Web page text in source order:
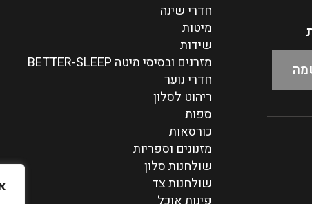
חדרי שינה
מיטות
שידות
מזרנים ובסיסי מיטה BETTER-SLEEP
חדרי נוער
ריהוט לסלון
ספות
כורסאות
מזנונים וספריות
שולחנות סלון
שולחנות צד